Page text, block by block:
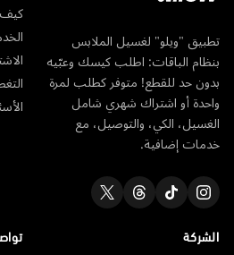
تطبيق "ويلو" لغسيل الملابس
بنظام الباقات: اطلب كيسك وعبّيه
بدون حد للقطع! متوفر كطلب لمرة
واحدة أو اشتراك شهري شامل
الغسيل، الكي، والتوصيل، مع
خدمات إضافية.
الشركة